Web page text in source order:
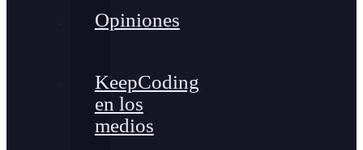
Opiniones
KeepCoding
en los
medios